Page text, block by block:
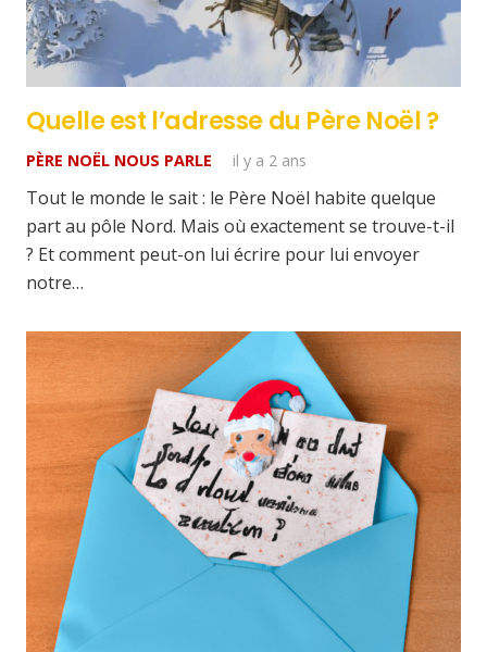
Quelle est l’adresse du Père Noël ?
PÈRE NOËL NOUS PARLE il y a 2 ans
Tout le monde le sait : le Père Noël habite quelque
part au pôle Nord. Mais où exactement se trouve-t-il
? Et comment peut-on lui écrire pour lui envoyer
notre…